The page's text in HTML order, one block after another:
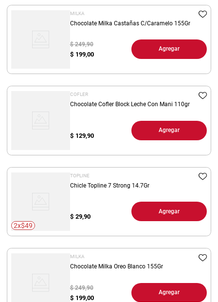
MILKA
Chocolate Milka Castañas C/Caramelo 155Gr
$ 199,00
$ 249,90
Agregar
COFLER
Chocolate Cofler Block Leche Con Mani 110gr
$ 129,90
Agregar
2x$49
TOPLINE
Chicle Topline 7 Strong 14.7Gr
$ 29,90
Agregar
MILKA
Chocolate Milka Oreo Blanco 155Gr
$ 199,00
$ 249,90
Agregar